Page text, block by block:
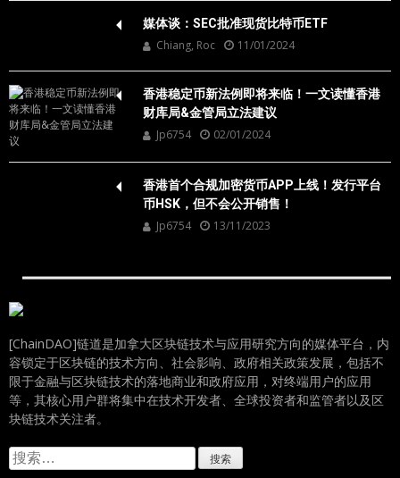
媒体谈：SEC批准现货比特币ETF
Chiang, Roc 11/01/2024
香港稳定币新法例即将来临！一文读懂香港
财库局&金管局立法建议
Jp6754 02/01/2024
香港首个合规加密货币APP上线！发行平台
币HSK，但不会公开销售！
Jp6754 13/11/2023
[ChainDAO]链道是加拿大区块链技术与应用研究方向的媒体平台，内
容锁定于区块链的技术方向、社会影响、政府相关政策发展，包括不
限于金融与区块链技术的落地商业和政府应用，对终端用户的应用
等，其核心用户群将集中在技术开发者、全球投资者和监管者以及区
块链技术关注者。
搜
索：